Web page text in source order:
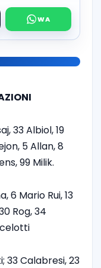
33 Albiol, 19
5 Allan, 8
99 Milik.
6 Mario Rui, 13
Rog, 34
33 Calabresi, 23